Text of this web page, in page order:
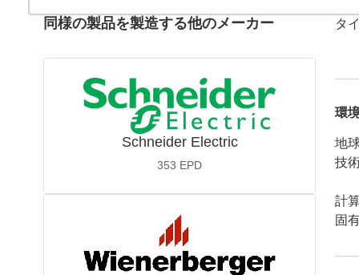
同様の製品を製造する他のメーカー
Schneider Electric
353 EPD
タ
環
地
技
計
固